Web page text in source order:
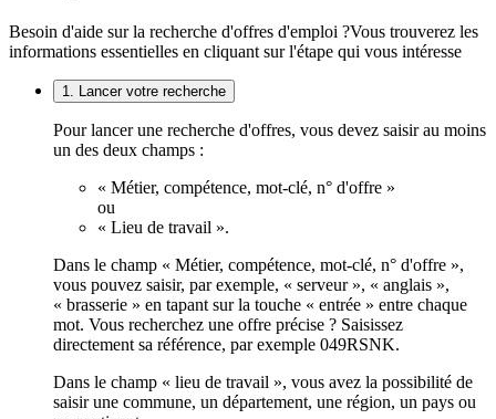
Besoin d'aide sur la recherche d'offres d'emploi ?Vous trouverez les
informations essentielles en cliquant sur l'étape qui vous intéresse
1. Lancer votre recherche
Pour lancer une recherche d'offres, vous devez saisir au moins
un des deux champs :
« Métier, compétence, mot-clé, n° d'offre »
ou
« Lieu de travail ».
Dans le champ « Métier, compétence, mot-clé, n° d'offre »,
vous pouvez saisir, par exemple, « serveur », « anglais »,
« brasserie » en tapant sur la touche « entrée » entre chaque
mot. Vous recherchez une offre précise ? Saisissez
directement sa référence, par exemple 049RSNK.
Dans le champ « lieu de travail », vous avez la possibilité de
saisir une commune, un département, une région, un pays ou